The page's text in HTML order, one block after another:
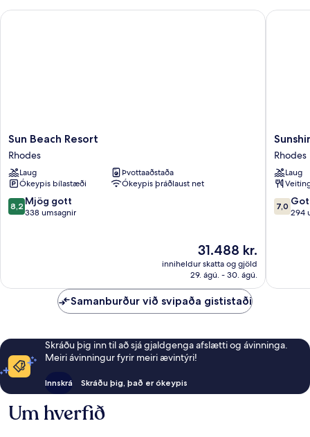
Sun
Beach
Resort
Rhodes
Sun Beach Resort
Rhodes
Laug
Þvottaaðstaða
Ókeypis bílastæði
Ókeypis þráðlaust net
8.2
af
8,2 Mjög gott
338 umsagnir
Verðið
er
31.488 kr.
31.488 kr.
inniheldur skatta og gjöld
29. ágú. - 30. ágú.
Sun Beach Resort
Rhodes
-
All
Inclusive
Rhodes
Rhodes
Laug
7.0
af
7,0
294
Samanburður við svipaða gististaði
Skráðu þig inn til að sjá gjaldgenga afslætti og ávinninga.
Meiri ávinningur fyrir meiri ævintýri!
Innskrá Skráðu þig, það er ókeypis
Um hverfið